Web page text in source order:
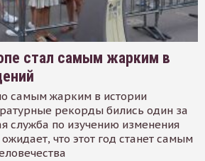
стал самым жарким в
самым жарким в истории
рекорды бились один за
служба по изучению изменения
что этот год станет самым